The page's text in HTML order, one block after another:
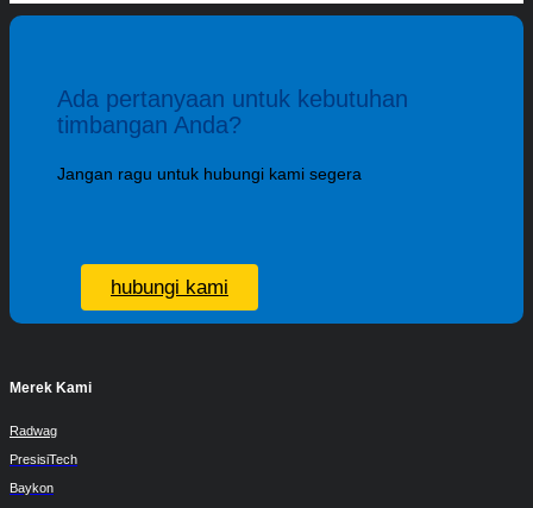
Ada pertanyaan untuk kebutuhan
timbangan Anda?
Jangan ragu untuk hubungi kami segera
hubungi kami
Merek Kami
Radwag
PresisiTech
Baykon